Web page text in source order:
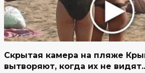
Скрытая камера на пляже
вытворяют, когда их не